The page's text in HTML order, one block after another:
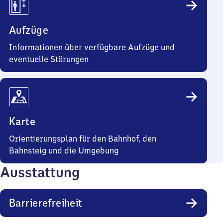
Aufzüge
Informationen über verfügbare Aufzüge und
eventuelle Störungen
Karte
Orientierungsplan für den Bahnhof, den
Bahnsteig und die Umgebung
Ausstattung
Barrierefreiheit